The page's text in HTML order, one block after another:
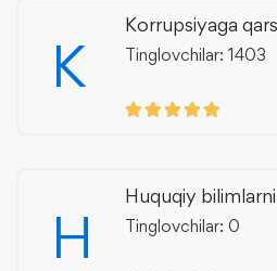
K
Korrupsiyaga
Tinglovchilar: 1403
H
Huquqiy
Tinglovchilar: 0